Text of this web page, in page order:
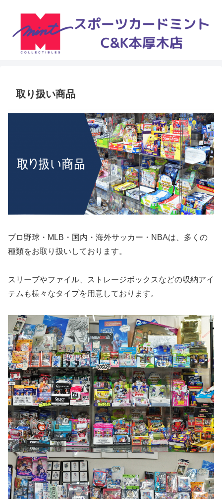
取り扱い商品
プロ野球・MLB・国内・海外サッカー・NBAは、多くの
種類をお取り扱いしております。
スリーブやファイル、ストレージボックスなどの収納アイ
テムも様々なタイプを用意しております。